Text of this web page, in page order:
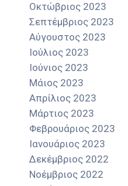
Οκτώβριος 2023
Σεπτέμβριος 2023
Αύγουστος 2023
Ιούλιος 2023
Ιούνιος 2023
Μάιος 2023
Απρίλιος 2023
Μάρτιος 2023
Φεβρουάριος 2023
Ιανουάριος 2023
Δεκέμβριος 2022
Νοέμβριος 2022